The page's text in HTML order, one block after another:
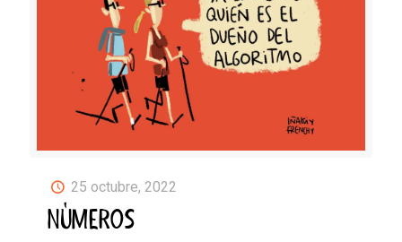
25 octubre, 2022
NÚMEROS